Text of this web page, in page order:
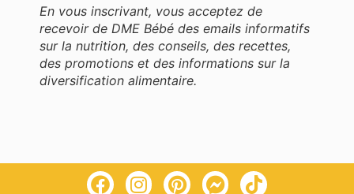
En vous inscrivant, vous acceptez de
recevoir de DME Bébé des emails informatifs
sur la nutrition, des conseils, des recettes,
des promotions et des informations sur la
diversification alimentaire.